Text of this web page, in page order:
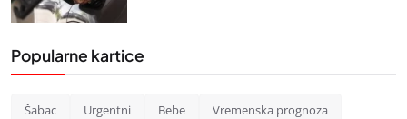
Popularne kartice
Šabac Urgentni Bebe Vremenska prognoza